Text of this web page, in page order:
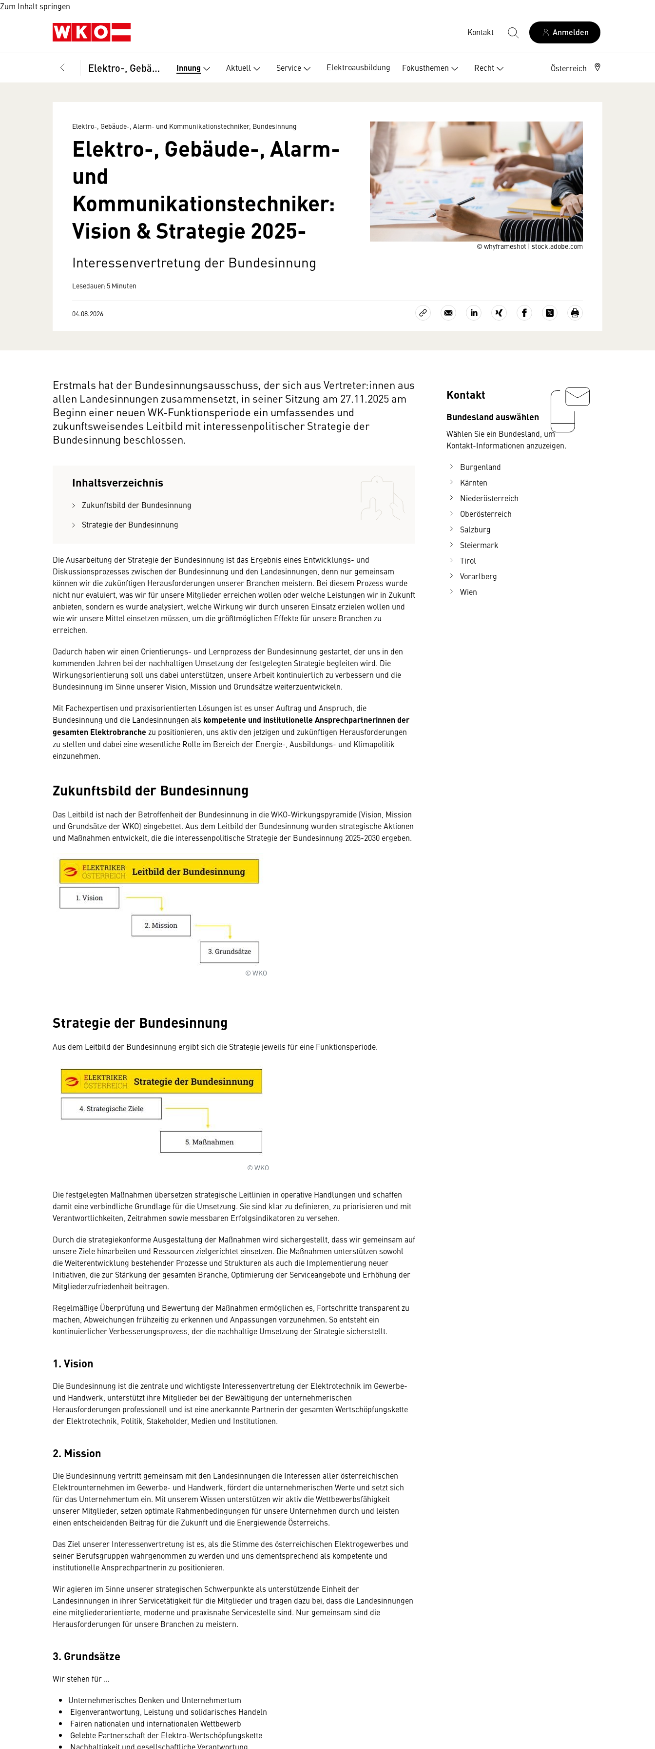
Zum Inhalt springen
Kontakt Anmelden
Elektro-, Gebäude-, Alarm- und Kommunikationstechniker, Bundesinnung Innung Aktuell Service Elektroausbildung Fokusthemen Recht Elektriker Österreich
Österreich
© whyframeshot | stock.adobe.com
Elektro-, Gebäude-, Alarm- und Kommunikationstechniker, Bundesinnung
Elektro-, Gebäude-, Alarm-
und
Kommunikationstechniker:
Vision & Strategie 2025-
Interessenvertretung der Bundesinnung
Lesedauer: 5 Minuten
04.08.2026
Erstmals hat der Bundesinnungsausschuss, der sich aus Vertreter:innen aus
allen Landesinnungen zusammensetzt, in seiner Sitzung am 27.11.2025 am
Beginn einer neuen WK-Funktionsperiode ein umfassendes und
zukunftsweisendes Leitbild mit interessenpolitischer Strategie der
Bundesinnung beschlossen.
Inhaltsverzeichnis
Zukunftsbild der Bundesinnung
Strategie der Bundesinnung
Die Ausarbeitung der Strategie der Bundesinnung ist das Ergebnis eines Entwicklungs- und
Diskussionsprozesses zwischen der Bundesinnung und den Landesinnungen, denn nur gemeinsam
können wir die zukünftigen Herausforderungen unserer Branchen meistern. Bei diesem Prozess wurde
nicht nur evaluiert, was wir für unsere Mitglieder erreichen wollen oder welche Leistungen wir in Zukunft
anbieten, sondern es wurde analysiert, welche Wirkung wir durch unseren Einsatz erzielen wollen und
wie wir unsere Mittel einsetzen müssen, um die größtmöglichen Effekte für unsere Branchen zu
erreichen.
Dadurch haben wir einen Orientierungs- und Lernprozess der Bundesinnung gestartet, der uns in den
kommenden Jahren bei der nachhaltigen Umsetzung der festgelegten Strategie begleiten wird. Die
Wirkungsorientierung soll uns dabei unterstützen, unsere Arbeit kontinuierlich zu verbessern und die
Bundesinnung im Sinne unserer Vision, Mission und Grundsätze weiterzuentwickeln.
Mit Fachexpertisen und praxisorientierten Lösungen ist es unser Auftrag und Anspruch, die
Bundesinnung und die Landesinnungen als kompetente und institutionelle Ansprechpartnerinnen der
gesamten Elektrobranche zu positionieren, uns aktiv den jetzigen und zukünftigen Herausforderungen
zu stellen und dabei eine wesentliche Rolle im Bereich der Energie-, Ausbildungs- und Klimapolitik
einzunehmen.
Zukunftsbild der Bundesinnung
Das Leitbild ist nach der Betroffenheit der Bundesinnung in die WKO-Wirkungspyramide (Vision, Mission
und Grundsätze der WKO) eingebettet. Aus dem Leitbild der Bundesinnung wurden strategische Aktionen
und Maßnahmen entwickelt, die die interessenpolitische Strategie der Bundesinnung 2025-2030 ergeben.
© WKO
Strategie der Bundesinnung
Aus dem Leitbild der Bundesinnung ergibt sich die Strategie jeweils für eine Funktionsperiode.
© WKO
Die festgelegten Maßnahmen übersetzen strategische Leitlinien in operative Handlungen und schaffen
damit eine verbindliche Grundlage für die Umsetzung. Sie sind klar zu definieren, zu priorisieren und mit
Verantwortlichkeiten, Zeitrahmen sowie messbaren Erfolgsindikatoren zu versehen.
Durch die strategiekonforme Ausgestaltung der Maßnahmen wird sichergestellt, dass wir gemeinsam auf
unsere Ziele hinarbeiten und Ressourcen zielgerichtet einsetzen. Die Maßnahmen unterstützen sowohl
die Weiterentwicklung bestehender Prozesse und Strukturen als auch die Implementierung neuer
Initiativen, die zur Stärkung der gesamten Branche, Optimierung der Serviceangebote und Erhöhung der
Mitgliederzufriedenheit beitragen.
Regelmäßige Überprüfung und Bewertung der Maßnahmen ermöglichen es, Fortschritte transparent zu
machen, Abweichungen frühzeitig zu erkennen und Anpassungen vorzunehmen. So entsteht ein
kontinuierlicher Verbesserungsprozess, der die nachhaltige Umsetzung der Strategie sicherstellt.
1. Vision
Die Bundesinnung ist die zentrale und wichtigste Interessenvertretung der Elektrotechnik im Gewerbe-
und Handwerk, unterstützt ihre Mitglieder bei der Bewältigung der unternehmerischen
Herausforderungen professionell und ist eine anerkannte Partnerin der gesamten Wertschöpfungskette
der Elektrotechnik, Politik, Stakeholder, Medien und Institutionen.
2. Mission
Die Bundesinnung vertritt gemeinsam mit den Landesinnungen die Interessen aller österreichischen
Elektrounternehmen im Gewerbe- und Handwerk, fördert die unternehmerischen Werte und setzt sich
für das Unternehmertum ein. Mit unserem Wissen unterstützen wir aktiv die Wettbewerbsfähigkeit
unserer Mitglieder, setzen optimale Rahmenbedingungen für unsere Unternehmen durch und leisten
einen entscheidenden Beitrag für die Zukunft und die Energiewende Österreichs.
Das Ziel unserer Interessenvertretung ist es, als die Stimme des österreichischen Elektrogewerbes und
seiner Berufsgruppen wahrgenommen zu werden und uns dementsprechend als kompetente und
institutionelle Ansprechpartnerin zu positionieren.
Wir agieren im Sinne unserer strategischen Schwerpunkte als unterstützende Einheit der
Landesinnungen in ihrer Servicetätigkeit für die Mitglieder und tragen dazu bei, dass die Landesinnungen
eine mitgliederorientierte, moderne und praxisnahe Servicestelle sind. Nur gemeinsam sind die
Herausforderungen für unsere Branchen zu meistern.
3. Grundsätze
Wir stehen für …
Unternehmerisches Denken und Unternehmertum
Eigenverantwortung, Leistung und solidarisches Handeln
Fairen nationalen und internationalen Wettbewerb
Gelebte Partnerschaft der Elektro-Wertschöpfungskette
Nachhaltigkeit und gesellschaftliche Verantwortung
Kontakt
Bundesland auswählen
Wählen Sie ein Bundesland, um
Kontakt-Informationen anzuzeigen.
Burgenland
Kärnten
Niederösterreich
Oberösterreich
Salzburg
Steiermark
Tirol
Vorarlberg
Wien